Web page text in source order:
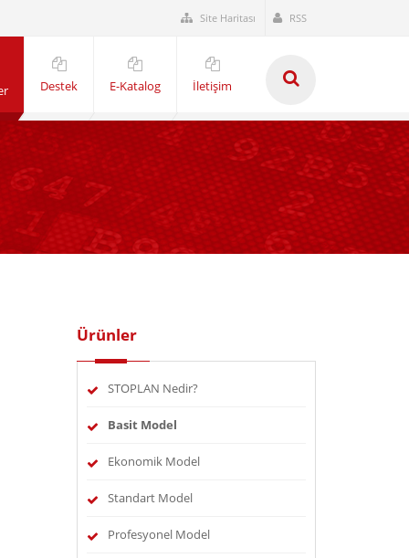
Site Haritası RSS
Destek E-Katalog İletişim
Ürünler
STOPLAN Nedir?
Basit Model
Ekonomik Model
Standart Model
Profesyonel Model